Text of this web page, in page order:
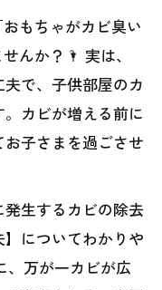
もちゃがカビ臭い
んか？🌂 実は、
で、子供部屋のカ
カビが増える前に
子さまを過ごさせ
生するカビの除去
についてわかりや
万が一カビが広